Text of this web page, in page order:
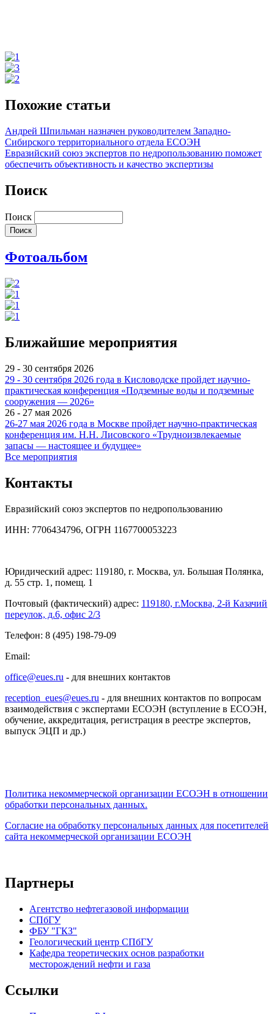
Похожие статьи
Андрей Шпильман назначен руководителем Западно-
Сибирского территориального отдела ЕСОЭН
Евразийский союз экспертов по недропользованию поможет
обеспечить объективность и качество экспертизы
Поиск
Поиск
Фотоальбом
Ближайшие мероприятия
29 - 30 сентября 2026
29 - 30 сентября 2026 года в Кисловодске пройдет научно-
практическая конференция «Подземные воды и подземные
сооружения — 2026»
26 - 27 мая 2026
26-27 мая 2026 года в Москве пройдет научно-практическая
конференция им. Н.Н. Лисовского «Трудноизвлекаемые
запасы — настоящее и будущее»
Все мероприятия
Контакты
Евразийский союз экспертов по недропользованию
ИНН: 7706434796, ОГРН 1167700053223
Юридический адрес: 119180, г. Москва, ул. Большая Полянка,
д. 55 стр. 1, помещ. 1
Почтовый (фактический) адрес: 119180, г.Москва, 2-й Казачий
переулок, д.6, офис 2/3
Телефон: 8 (495) 198-79-09
Email:
office@eues.ru - для внешних контактов
reception_eues@eues.ru - для внешних контактов по вопросам
взаимодействия с экспертами ЕСОЭН (вступление в ЕСОЭН,
обучение, аккредитация, регистрация в реестре экспертов,
выпуск ЭЦП и др.)
Политика некоммерческой организации ЕСОЭН в отношении
обработки персональных данных.
Согласие на обработку персональных данных для посетителей
сайта некоммерческой организации ЕСОЭН
Партнеры
Агентство нефтегазовой информации
СПбГУ
ФБУ "ГКЗ"
Геологический центр СПбГУ
Кафедра теоретических основ разработки
месторождений нефти и газа
Ссылки